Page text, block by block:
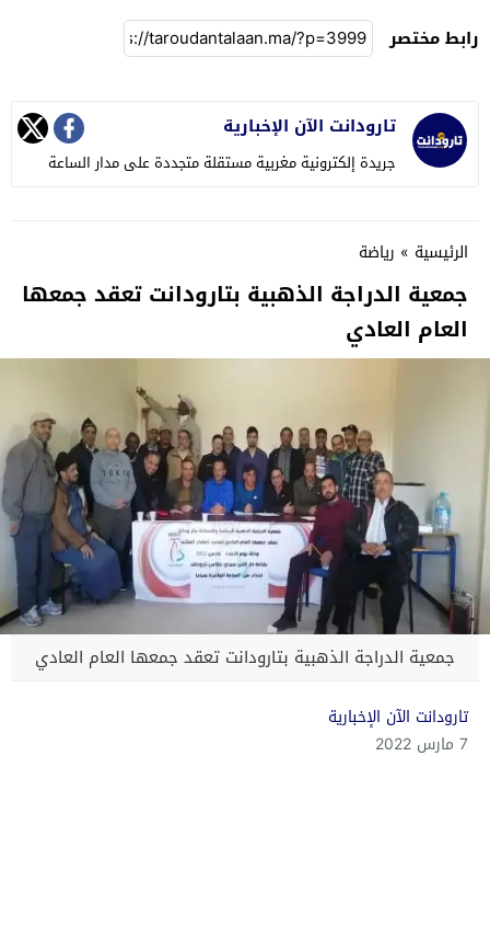
رابط مختصر
تارودانت الآن الإخبارية
جريدة إلكترونية مغربية مستقلة متجددة على مدار الساعة
الرئيسية » رياضة
جمعية الدراجة الذهبية بتارودانت تعقد جمعها
العام العادي
جمعية الدراجة الذهبية بتارودانت تعقد جمعها العام العادي
تارودانت الآن الإخبارية
7 مارس 2022